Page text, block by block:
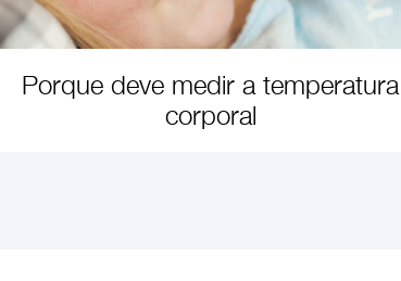
Porque deve medir a temperatura
corporal
SAIBA MAIS